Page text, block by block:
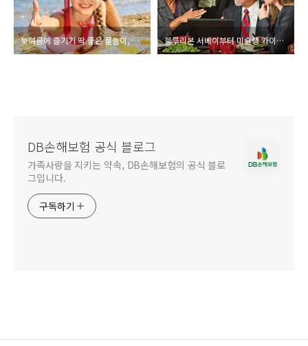
늦여름에 즐기기 딱 좋은 물놀이, 튜브스터&SUP 블루리본 서베이부터 미슐랭 가이드까지! 레스토랑 가이드북
DB손해보험 공식 블로그
가족사랑을 지키는 약속, DB손해보험의 공식 블로
그입니다.
구독하기